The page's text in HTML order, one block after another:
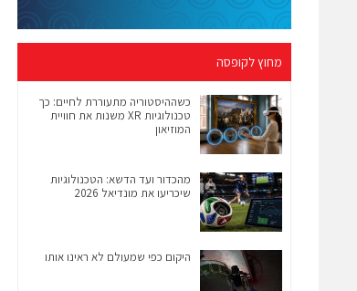
מחוץ לקופסה
כשההיסטוריה מתעוררת לחיים: כך
טכנולוגיות XR משנות את חוויית
המוזיאון
מהכדור ועד הדשא: הטכנולוגיות
שיכריעו את מונדיאל 2026
היקום כפי שמעולם לא ראינו אותו